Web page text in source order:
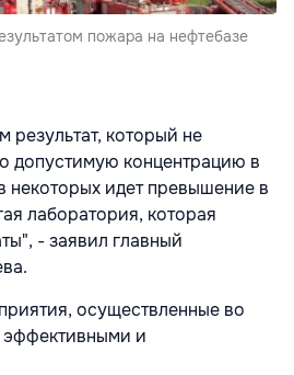
пожара на нефтебазе
результат, который не
допустимую концентрацию в
некоторых идет превышение в
лаборатория, которая
- заявил главный
осуществленные во
эффективными и